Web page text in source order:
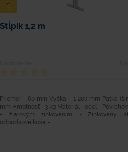
Stĺpik 1,2 m
Priemer - 60 mm Výška - 1 200 mm Pätka
mm Hmotnosť - 3 kg Materiál - oceľ -
- žiarovým zinkovaním - Zinkovaný
odpodkové koše. -...